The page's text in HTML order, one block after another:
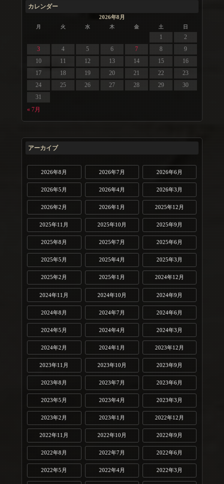
カレンダー
2026年8月
月 火 水 木 金 土 日
« 7月
1
2
3
4 5 6 7 8
9
10
11 12 13 14 15
16
17
18 19 20 21 22
23
24
25 26 27 28 29
30
31
アーカイブ
2026年8月 2026年7月 2026年6月
2026年5月 2026年4月 2026年3月
2026年2月 2026年1月 2025年12月
2025年11月 2025年10月 2025年9月
2025年8月 2025年7月 2025年6月
2025年5月 2025年4月 2025年3月
2025年2月 2025年1月 2024年12月
2024年11月 2024年10月 2024年9月
2024年8月 2024年7月 2024年6月
2024年5月 2024年4月 2024年3月
2024年2月 2024年1月 2023年12月
2023年11月 2023年10月 2023年9月
2023年8月 2023年7月 2023年6月
2023年5月 2023年4月 2023年3月
2023年2月 2023年1月 2022年12月
2022年11月 2022年10月 2022年9月
2022年8月 2022年7月 2022年6月
2022年5月 2022年4月 2022年3月